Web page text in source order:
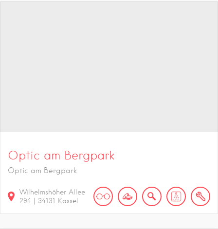
Optic am Bergpark
Optic am Bergpark
Wilhelmshöher Allee
294 | 34131 Kassel